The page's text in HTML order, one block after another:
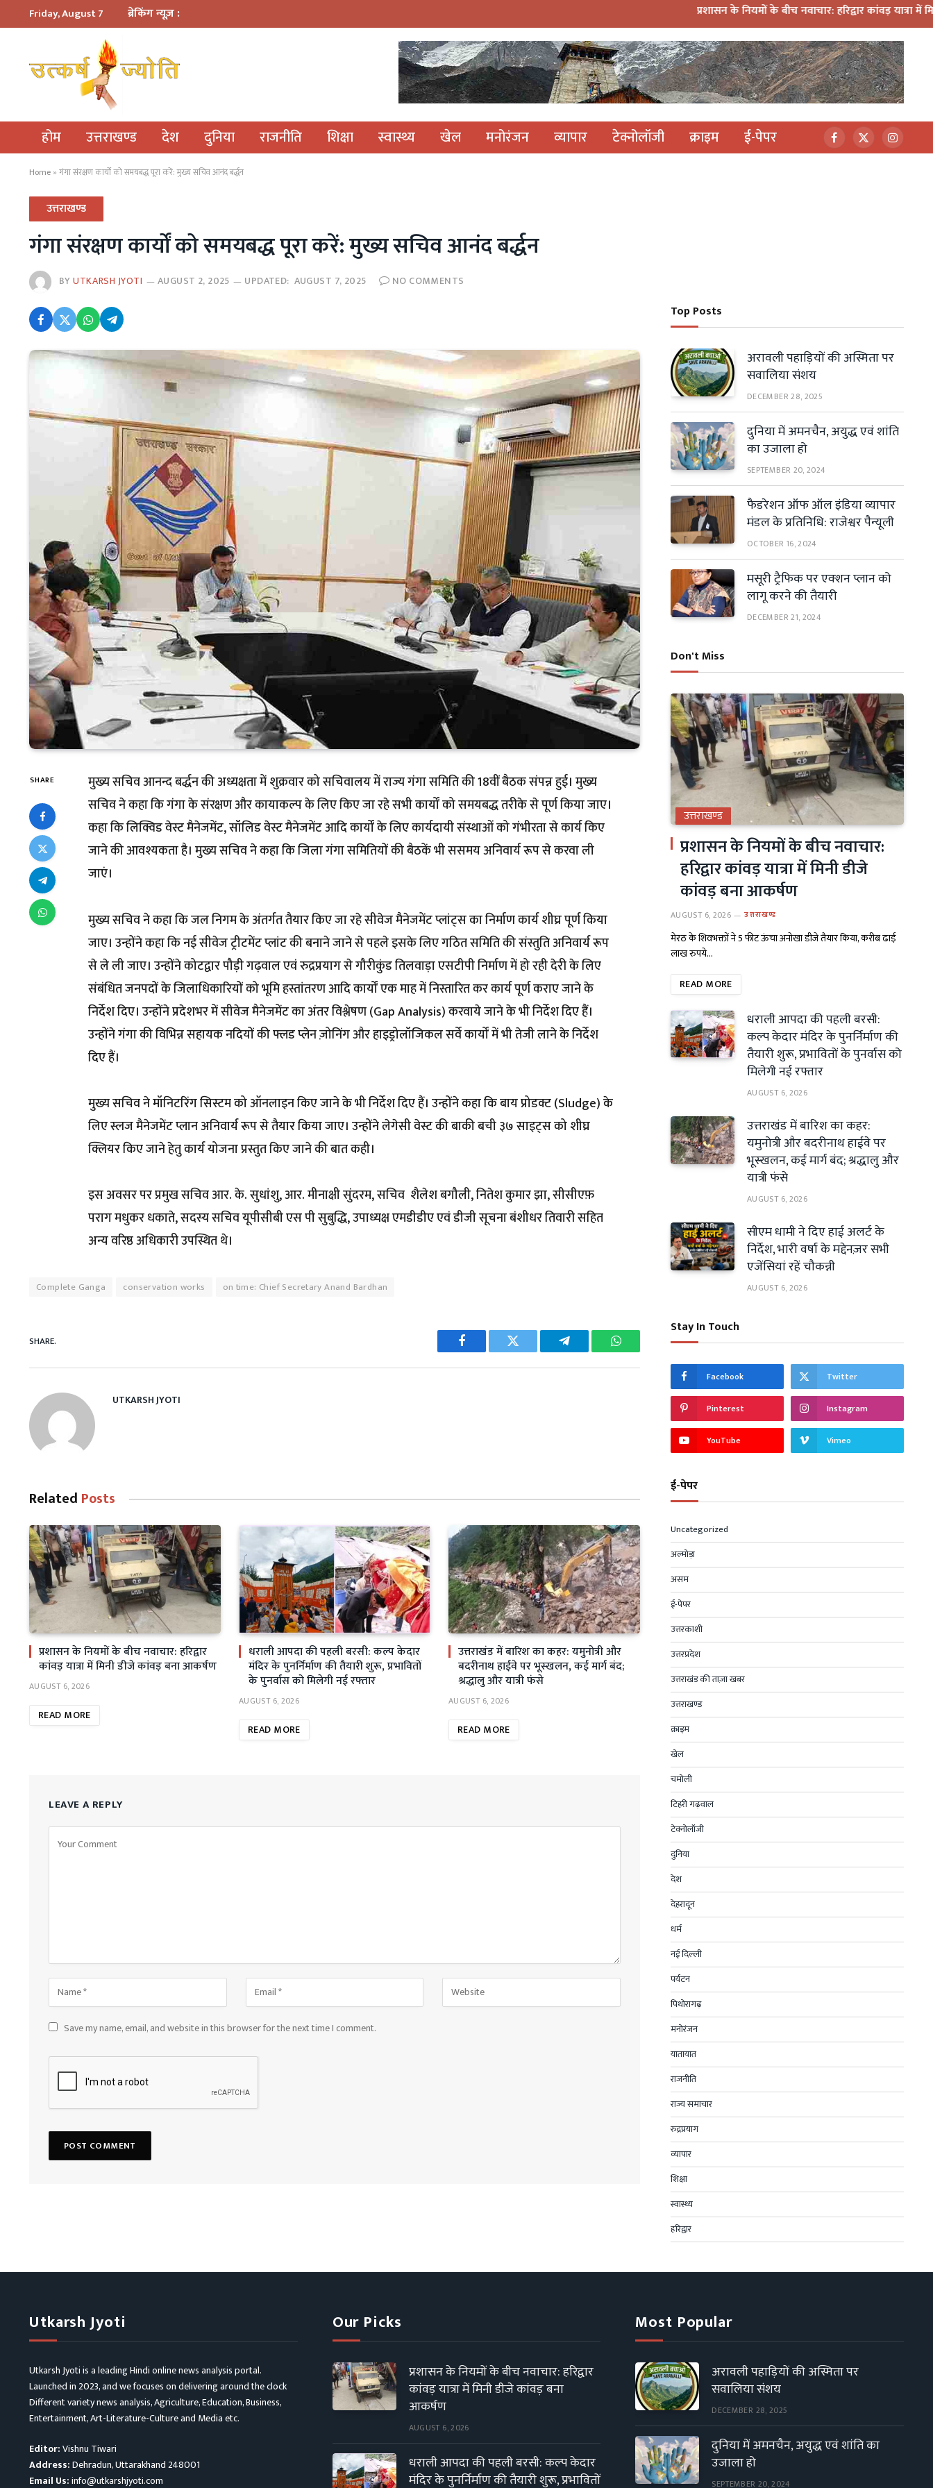
Friday, August 7 ब्रेकिंग न्यूज़ : प्रशासन के नियमों के बीच नवाचार: हरिद्वार कांवड़ यात्रा में मिनी डीजे
होम उत्तराखण्ड देश दुनिया राजनीति शिक्षा स्वास्थ्य खेल मनोरंजन व्यापार टेक्नोलॉजी क्राइम ई-पेपर Facebook
X
(Twitter)
Home » गंगा संरक्षण कार्यों को समयबद्ध पूरा करें: मुख्य सचिव आनंद बर्द्धन
उत्तराखण्ड
गंगा संरक्षण कार्यों को समयबद्ध पूरा करें: मुख्य सचिव आनंद बर्द्धन
BYUTKARSH JYOTI AUGUST 2, 2025 UPDATED: AUGUST 7, 2025 NO COMMENTS
SHARE
मुख्य सचिव आनन्द बर्द्धन की अध्यक्षता में शुक्रवार को सचिवालय में राज्य गंगा समिति की 18वीं बैठक संपन्न हुई। मुख्य
सचिव ने कहा कि गंगा के संरक्षण और कायाकल्प के लिए किए जा रहे सभी कार्यों को समयबद्ध तरीके से पूर्ण किया जाए।
कहा कि लिक्विड वेस्ट मैनेजमेंट, सॉलिड वेस्ट मैनेजमेंट आदि कार्यों के लिए कार्यदायी संस्थाओं को गंभीरता से कार्य किए
जाने की आवश्यकता है। मुख्य सचिव ने कहा कि जिला गंगा समितियों की बैठकें भी ससमय अनिवार्य रूप से करवा ली
जाएं।
मुख्य सचिव ने कहा कि जल निगम के अंतर्गत तैयार किए जा रहे सीवेज मैनेजमेंट प्लांट्स का निर्माण कार्य शीघ्र पूर्ण किया
जाए। उन्होंने कहा कि नई सीवेज ट्रीटमेंट प्लांट की बनाने जाने से पहले इसके लिए गठित समिति की संस्तुति अनिवार्य रूप
से ले ली जाए। उन्होंने कोटद्वार पौड़ी गढ़वाल एवं रुद्रप्रयाग से गौरीकुंड तिलवाड़ा एसटीपी निर्माण में हो रही देरी के लिए
संबंधित जनपदों के जिलाधिकारियों को भूमि हस्तांतरण आदि कार्यों एक माह में निस्तारित कर कार्य पूर्ण कराए जाने के
निर्देश दिए। उन्होंने प्रदेशभर में सीवेज मैनेजमेंट का अंतर विश्लेषण (Gap Analysis) करवाये जाने के भी निर्देश दिए हैं।
उन्होंने गंगा की विभिन्न सहायक नदियों की फ्लड प्लेन ज़ोनिंग और हाइड्रोलॉजिकल सर्वे कार्यों में भी तेजी लाने के निर्देश
दिए हैं।
मुख्य सचिव ने मॉनिटरिंग सिस्टम को ऑनलाइन किए जाने के भी निर्देश दिए हैं। उन्होंने कहा कि बाय प्रोडक्ट (Sludge) के
लिए स्लज मैनेजमेंट प्लान अनिवार्य रूप से तैयार किया जाए। उन्होंने लेगेसी वेस्ट की बाकी बची ३७ साइट्स को शीघ्र
क्लियर किए जाने हेतु कार्य योजना प्रस्तुत किए जाने की बात कही।
इस अवसर पर प्रमुख सचिव आर. के. सुधांशु, आर. मीनाक्षी सुंदरम, सचिव शैलेश बगौली, नितेश कुमार झा, सीसीएफ़
पराग मधुकर धकाते, सदस्य सचिव यूपीसीबी एस पी सुबुद्धि, उपाध्यक्ष एमडीडीए एवं डीजी सूचना बंशीधर तिवारी सहित
अन्य वरिष्ठ अधिकारी उपस्थित थे।
Complete Ganga conservation works on time: Chief Secretary Anand Bardhan
SHARE.
Facebook Twitter Telegram WhatsApp
UTKARSH JYOTI
Related Posts
प्रशासन के नियमों के बीच नवाचार: हरिद्वार
कांवड़ यात्रा में मिनी डीजे कांवड़ बना आकर्षण
AUGUST 6, 2026
READ MORE
धराली आपदा की पहली बरसी: कल्प केदार
मंदिर के पुनर्निर्माण की तैयारी शुरू, प्रभावितों
के पुनर्वास को मिलेगी नई रफ्तार
AUGUST 6, 2026
READ MORE
उत्तराखंड में बारिश का कहर: यमुनोत्री और
बदरीनाथ हाईवे पर भूस्खलन, कई मार्ग बंद;
श्रद्धालु और यात्री फंसे
AUGUST 6, 2026
READ MORE
LEAVE A REPLY
Save my name, email, and website in this browser for the next time I comment.
Top Posts
अरावली पहाड़ियों की अस्मिता पर
सवालिया संशय
DECEMBER 28, 2025
दुनिया में अमनचैन, अयुद्ध एवं शांति
का उजाला हो
SEPTEMBER 20, 2024
फैडरेशन ऑफ ऑल इंडिया व्यापार
मंडल के प्रतिनिधि: राजेश्वर पैन्यूली
OCTOBER 16, 2024
मसूरी ट्रैफिक पर एक्शन प्लान को
लागू करने की तैयारी
DECEMBER 21, 2024
Don't Miss
उत्तराखण्ड
प्रशासन के नियमों के बीच नवाचार:
हरिद्वार कांवड़ यात्रा में मिनी डीजे
कांवड़ बना आकर्षण
AUGUST 6, 2026 उत्तराखण्ड
मेरठ के शिवभक्तों ने 5 फीट ऊंचा अनोखा डीजे तैयार किया, करीब ढाई
लाख रुपये…
READ MORE
धराली आपदा की पहली बरसी:
कल्प केदार मंदिर के पुनर्निर्माण की
तैयारी शुरू, प्रभावितों के पुनर्वास को
मिलेगी नई रफ्तार
AUGUST 6, 2026
उत्तराखंड में बारिश का कहर:
यमुनोत्री और बदरीनाथ हाईवे पर
भूस्खलन, कई मार्ग बंद; श्रद्धालु और
यात्री फंसे
AUGUST 6, 2026
सीएम धामी ने दिए हाई अलर्ट के
निर्देश, भारी वर्षा के मद्देनज़र सभी
एजेंसियां रहें चौकन्नी
AUGUST 6, 2026
Stay In Touch
Facebook Twitter
Pinterest Instagram
YouTube Vimeo
ई-पेपर
Uncategorized
अल्मोड़ा
असम
ई-पेपर
उत्तरकाशी
उत्तरप्रदेश
उत्तराखंड की ताज़ा खबर
उत्तराखण्ड
क्राइम
खेल
चमोली
टिहरी गढ़वाल
टेक्नोलॉजी
दुनिया
देश
देहरादून
धर्म
नई दिल्ली
पर्यटन
पिथोरागढ़
मनोरंजन
यातायात
राजनीति
राज्य समाचार
रुद्रप्रयाग
व्यापार
शिक्षा
स्वास्थ्य
हरिद्वार
Utkarsh Jyoti
Utkarsh Jyoti is a leading Hindi online news analysis portal.
Launched in 2023, and we focuses on delivering around the clock
Different variety news analysis, Agriculture, Education, Business,
Entertainment, Art-Literature-Culture and Media etc.
Editor:Vishnu Tiwari
Address:Dehradun, Uttarakhand 248001
Email Us:info@utkarshjyoti.com
Our Picks
प्रशासन के नियमों के बीच नवाचार: हरिद्वार
कांवड़ यात्रा में मिनी डीजे कांवड़ बना
आकर्षण
AUGUST 6, 2026
धराली आपदा की पहली बरसी: कल्प केदार
मंदिर के पुनर्निर्माण की तैयारी शुरू, प्रभावितों
Most Popular
अरावली पहाड़ियों की अस्मिता पर
सवालिया संशय
DECEMBER 28, 2025
दुनिया में अमनचैन, अयुद्ध एवं शांति का
उजाला हो
SEPTEMBER 20, 2024